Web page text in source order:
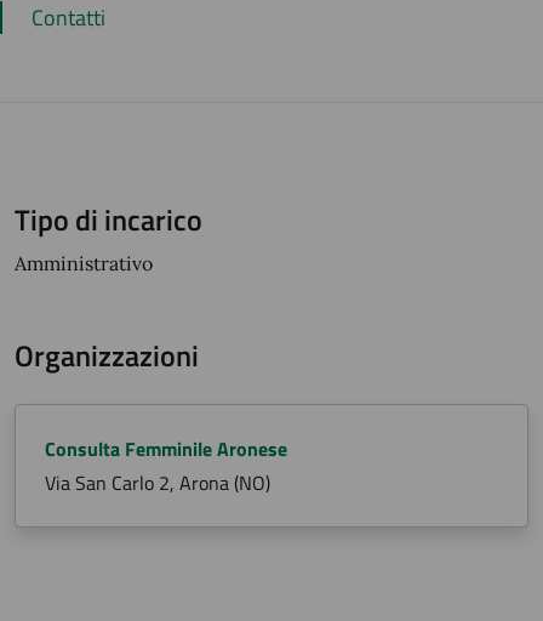
Contatti
Tipo di incarico
Amministrativo
Organizzazioni
Consulta Femminile Aronese
Via San Carlo 2, Arona (NO)